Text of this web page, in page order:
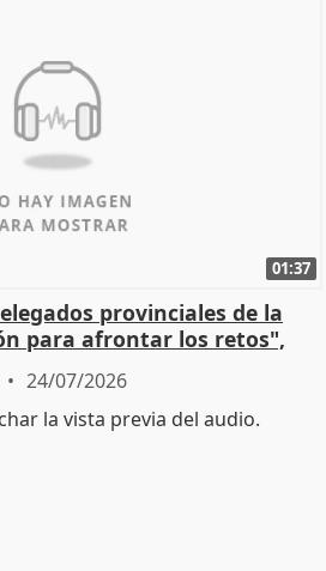
01:37
provinciales de la
para afrontar los retos",
24/07/2026